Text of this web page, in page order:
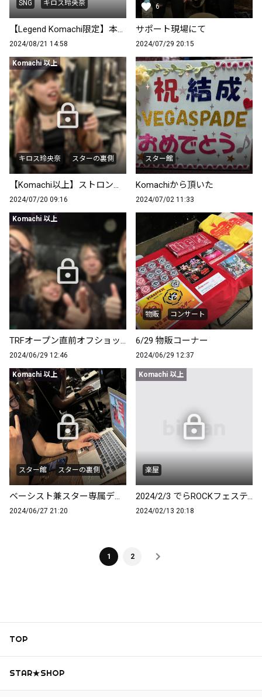
SNG キロス玲央奈
【Legend Komachi限定】本番前、蕎麦屋にて
2024/08/21 14:58
6
サポート現場にて
2024/07/29 20:15
Komachi 以上
キロス玲央奈 スターの裏側
【Komachi以上】ストロング！
2024/07/20 09:16
スター館
Komachiから頂いた
2024/07/02 11:33
Komachi 以上
TRFオープン直前オフショット
2024/06/29 12:46
物販 コンサート
6/29 物販コーナー
2024/06/29 12:37
Komachi 以上
スター館 スターの裏側
ベーシスト兼スター専属デザイナーSNG
2024/06/27 21:20
Komachi 以上
楽屋
2024/2/3 でらROCKフェスティバル
2024/02/13 20:18
1 2
TOP
STAR★SHOP